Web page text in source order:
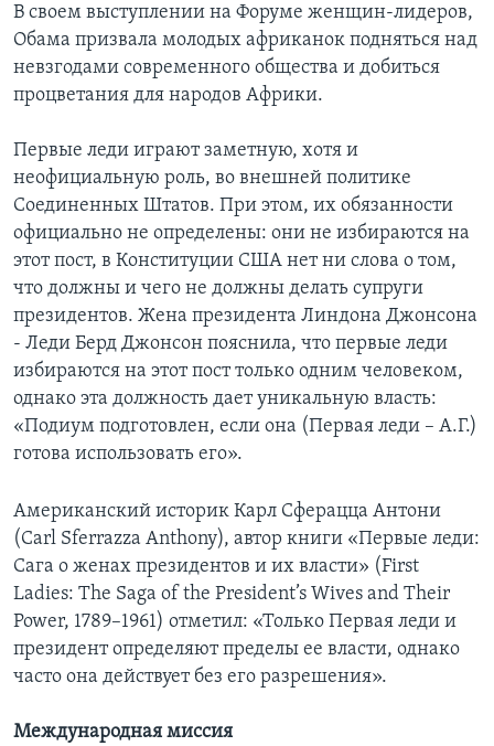
В своем выступлении на Форуме женщин-лидеров,
Обама призвала молодых африканок подняться над
невзгодами современного общества и добиться
процветания для народов Африки.
Первые леди играют заметную, хотя и
неофициальную роль, во внешней политике
Соединенных Штатов. При этом, их обязанности
официально не определены: они не избираются на
этот пост, в Конституции США нет ни слова о том,
что должны и чего не должны делать супруги
президентов. Жена президента Линдона Джонсона
- Леди Берд Джонсон пояснила, что первые леди
избираются на этот пост только одним человеком,
однако эта должность дает уникальную власть:
«Подиум подготовлен, если она (Первая леди – А.Г.)
готова использовать его».
Американский историк Карл Сферацца Антони
(Carl Sferrazza Anthony), автор книги «Первые леди:
Сага о женах президентов и их власти» (First
Ladies: The Saga of the President’s Wives and Their
Power, 1789–1961) отметил: «Только Первая леди и
президент определяют пределы ее власти, однако
часто она действует без его разрешения».
Международная миссия